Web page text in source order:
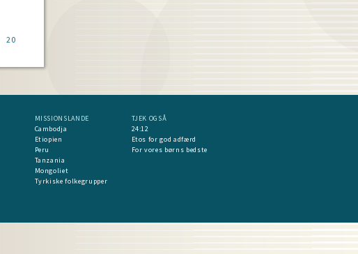
Page
20
MISSIONSLANDE
Cambodja
Etiopien
Peru
Tanzania
Mongoliet
Tyrkiske folkegrupper
TJEK OGSÅ
24:12
Etos for god adfærd
For vores børns bedste